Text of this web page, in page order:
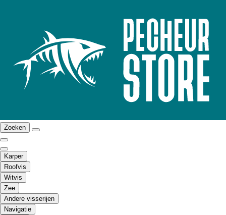
Zoeken
Karper
Roofvis
Witvis
Zee
Andere visserijen
Navigatie